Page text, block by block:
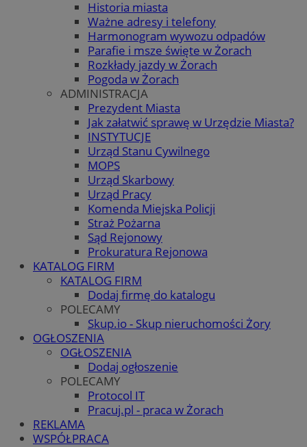
Historia miasta
Ważne adresy i telefony
Harmonogram wywozu odpadów
Parafie i msze święte w Żorach
Rozkłady jazdy w Żorach
Pogoda w Żorach
ADMINISTRACJA
Prezydent Miasta
Jak załatwić sprawę w Urzędzie Miasta?
INSTYTUCJE
Urząd Stanu Cywilnego
MOPS
Urząd Skarbowy
Urząd Pracy
Komenda Miejska Policji
Straż Pożarna
Sąd Rejonowy
Prokuratura Rejonowa
KATALOG FIRM
KATALOG FIRM
Dodaj firmę do katalogu
POLECAMY
Skup.io - Skup nieruchomości Żory
OGŁOSZENIA
OGŁOSZENIA
Dodaj ogłoszenie
POLECAMY
Protocol IT
Pracuj.pl - praca w Żorach
REKLAMA
WSPÓŁPRACA